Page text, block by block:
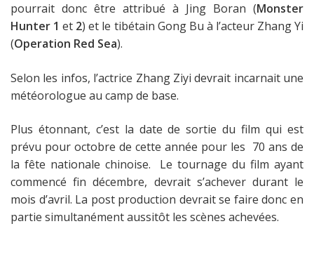
pourrait donc être attribué à Jing Boran (Monster
Hunter 1 et 2) et le tibétain Gong Bu à l’acteur Zhang Yi
(Operation Red Sea).
Selon les infos, l’actrice Zhang Ziyi devrait incarnait une
météorologue au camp de base.
Plus étonnant, c’est la date de sortie du film qui est
prévu pour octobre de cette année pour les 70 ans de
la fête nationale chinoise. Le tournage du film ayant
commencé fin décembre, devrait s’achever durant le
mois d’avril. La post production devrait se faire donc en
partie simultanément aussitôt les scènes achevées.